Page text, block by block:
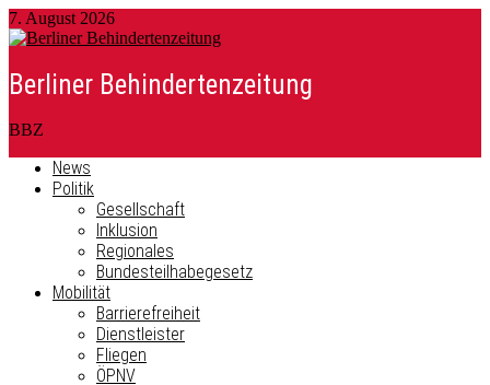
7. August 2026
Berliner Behindertenzeitung
BBZ
News
Politik
Gesellschaft
Inklusion
Regionales
Bundesteilhabegesetz
Mobilität
Barrierefreiheit
Dienstleister
Fliegen
ÖPNV